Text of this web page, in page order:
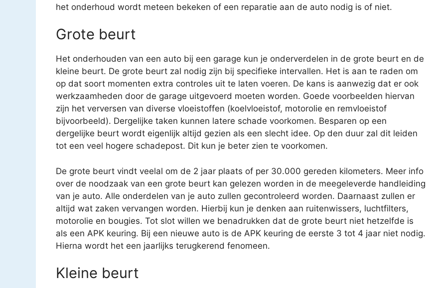
het onderhoud wordt meteen bekeken of een reparatie aan de auto nodig is of niet.
Grote beurt
Het onderhouden van een auto bij een garage kun je onderverdelen in de grote beurt en de
kleine beurt. De grote beurt zal nodig zijn bij specifieke intervallen. Het is aan te raden om
op dat soort momenten extra controles uit te laten voeren. De kans is aanwezig dat er ook
werkzaamheden door de garage uitgevoerd moeten worden. Goede voorbeelden hiervan
zijn het verversen van diverse vloeistoffen (koelvloeistof, motorolie en remvloeistof
bijvoorbeeld). Dergelijke taken kunnen latere schade voorkomen. Besparen op een
dergelijke beurt wordt eigenlijk altijd gezien als een slecht idee. Op den duur zal dit leiden
tot een veel hogere schadepost. Dit kun je beter zien te voorkomen.
De grote beurt vindt veelal om de 2 jaar plaats of per 30.000 gereden kilometers. Meer info
over de noodzaak van een grote beurt kan gelezen worden in de meegeleverde handleiding
van je auto. Alle onderdelen van je auto zullen gecontroleerd worden. Daarnaast zullen er
altijd wat zaken vervangen worden. Hierbij kun je denken aan ruitenwissers, luchtfilters,
motorolie en bougies. Tot slot willen we benadrukken dat de grote beurt niet hetzelfde is
als een APK keuring. Bij een nieuwe auto is de APK keuring de eerste 3 tot 4 jaar niet nodig.
Hierna wordt het een jaarlijks terugkerend fenomeen.
Kleine beurt